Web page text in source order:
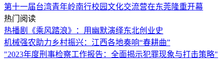
第十一届台湾青年岭南行校园文化交流营在东莞隆重开幕
热门阅读
热播剧《乘风踏浪》：用幽默演绎东北创业史
机械强农助力乡村振兴：江西各地奏响“春耕曲”
"2023年度刑事检察工作报告：全面揭示犯罪现象与打击策略"